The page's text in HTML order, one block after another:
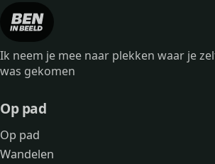
Ik neem je mee naar plekken waar je
was gekomen
Op pad
Op pad
Wandelen